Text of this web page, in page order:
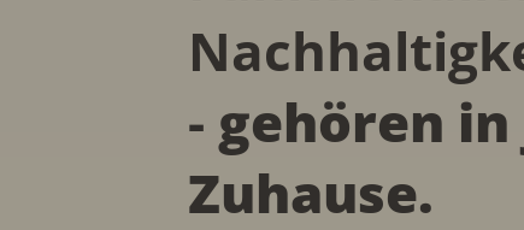
- gehören in
Zuhause.